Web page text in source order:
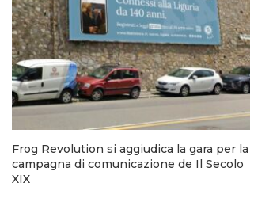
Frog Revolution si aggiudica la gara per la
campagna di comunicazione de Il Secolo
XIX